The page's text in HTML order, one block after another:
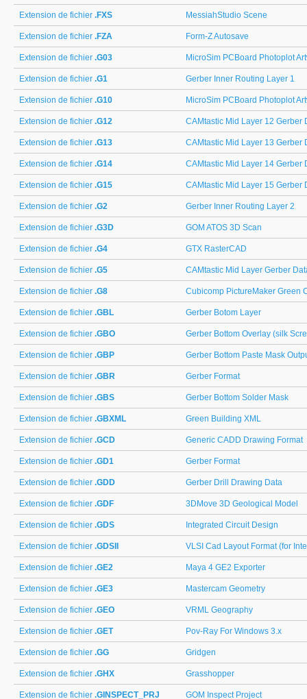
Extension de fichier .FXS MessiahStudio Scene
Extension de fichier .FZA Form-Z Autosave
Extension de fichier .G03 MicroSim PCBoard Photoplot
Extension de fichier .G1 Gerber Inner Routing Layer 1
Extension de fichier .G10 MicroSim PCBoard Photoplot
Extension de fichier .G12 CAMtastic Mid Layer 12 Gerber
Extension de fichier .G13 CAMtastic Mid Layer 13 Gerber
Extension de fichier .G14 CAMtastic Mid Layer 14 Gerber
Extension de fichier .G15 CAMtastic Mid Layer 15 Gerber
Extension de fichier .G2 Gerber Inner Routing Layer 2
Extension de fichier .G3D GOM ATOS 3D Scan
Extension de fichier .G4 GTX RasterCAD
Extension de fichier .G5 CAMtastic Mid Layer Gerber
Extension de fichier .G8 Cubicomp PictureMaker Green
Extension de fichier .GBL Gerber Botom Layer
Extension de fichier .GBO Gerber Bottom Overlay (silk
Extension de fichier .GBP Gerber Bottom Paste Mask
Extension de fichier .GBR Gerber Format
Extension de fichier .GBS Gerber Bottom Solder Mask
Extension de fichier .GBXML Green Building XML
Extension de fichier .GCD Generic CADD Drawing Format
Extension de fichier .GD1 Gerber Format
Extension de fichier .GDD Gerber Drill Drawing Data
Extension de fichier .GDF 3DMove 3D Geological Model
Extension de fichier .GDS Integrated Circuit Design
Extension de fichier .GDSII VLSI Cad Layout Format (for
Extension de fichier .GE2 Maya 4 GE2 Exporter
Extension de fichier .GE3 Mastercam Geometry
Extension de fichier .GEO VRML Geography
Extension de fichier .GET Pov-Ray For Windows 3.x
Extension de fichier .GG Gridgen
Extension de fichier .GHX Grasshopper
Extension de fichier .GINSPECT_PRJ GOM Inspect Project